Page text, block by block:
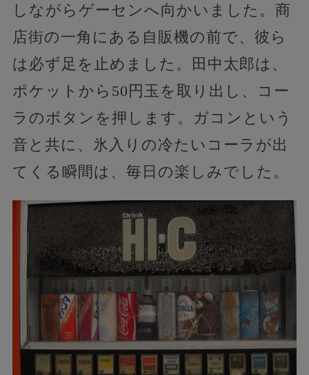
しながらゲーセンへ向かいました。商
店街の一角にある自販機の前で、彼ら
は必ず足を止めました。田中太郎は、
ポケットから50円玉を取り出し、コー
ラのボタンを押します。ガコンという
音と共に、氷入りの冷たいコーラが出
てくる瞬間は、毎日の楽しみでした。